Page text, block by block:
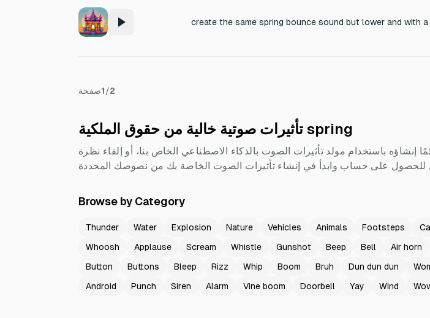
صفحة1/2
تأثيرات صوتية خالية من حقوق الملكية spring
إنشاؤه باستخدام مولد تأثيرات الصوت بالذكاء الاصطناعي الخاص بنا، أو إلقاء نظرة
Browse by Category
Thunder Water Explosion Nature Vehicles Animals Footsteps
Whoosh
Applause Scream Whistle Gunshot Beep Bell Air horn
Button
Buttons Bleep Rizz Whip Boom Bruh Dun dun dun
Android
Punch Siren Alarm Vine boom Doorbell Yay Wind